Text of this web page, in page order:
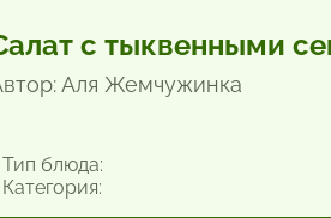
с тыквенными
Аля Жемчужинка
блюда: